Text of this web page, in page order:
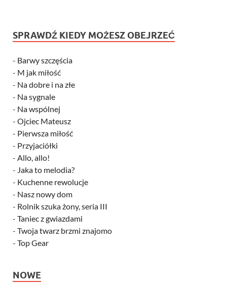
SPRAWDŹ KIEDY MOŻESZ OBEJRZEĆ
- Barwy szczęścia
- M jak miłość
- Na dobre i na złe
- Na sygnale
- Na wspólnej
- Ojciec Mateusz
- Pierwsza miłość
- Przyjaciółki
- Allo, allo!
- Jaka to melodia?
- Kuchenne rewolucje
- Nasz nowy dom
- Rolnik szuka żony, seria III
- Taniec z gwiazdami
- Twoja twarz brzmi znajomo
- Top Gear
NOWE